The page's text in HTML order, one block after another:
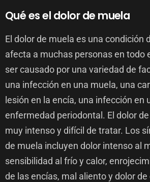
Qué es el dolor de muela
El dolor de muela es una condición
afecta a muchas personas en todo
ser causado por una variedad de
una infección en una muela, una
lesión en la encía, una infección en
enfermedad periodontal. El dolor
muy intenso y difícil de tratar. Los
de muela incluyen dolor intenso al
sensibilidad al frío y calor,
de las encías, mal aliento y dolor de